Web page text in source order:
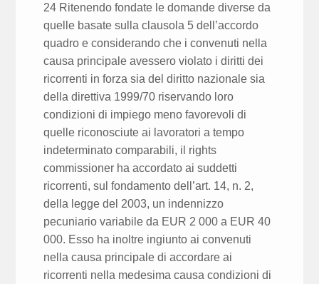
24 Ritenendo fondate le domande diverse da
quelle basate sulla clausola 5 dell’accordo
quadro e considerando che i convenuti nella
causa principale avessero violato i diritti dei
ricorrenti in forza sia del diritto nazionale sia
della direttiva 1999/70 riservando loro
condizioni di impiego meno favorevoli di
quelle riconosciute ai lavoratori a tempo
indeterminato comparabili, il rights
commissioner ha accordato ai suddetti
ricorrenti, sul fondamento dell’art. 14, n. 2,
della legge del 2003, un indennizzo
pecuniario variabile da EUR 2 000 a EUR 40
000. Esso ha inoltre ingiunto ai convenuti
nella causa principale di accordare ai
ricorrenti nella medesima causa condizioni di